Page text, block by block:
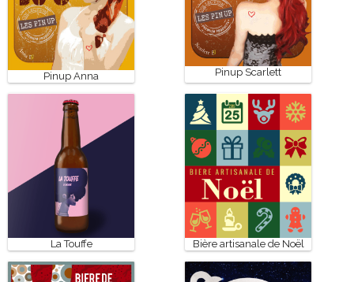
Pinup Anna Pinup Scarlett
La Touffe Bière artisanale de Noël